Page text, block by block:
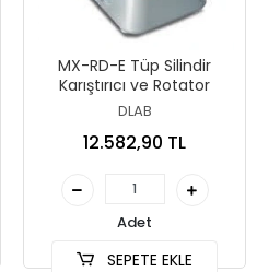
MX-RD-E Tüp Silindir
Karıştırıcı ve Rotator
DLAB
12.582,90 TL
Adet
SEPETE EKLE